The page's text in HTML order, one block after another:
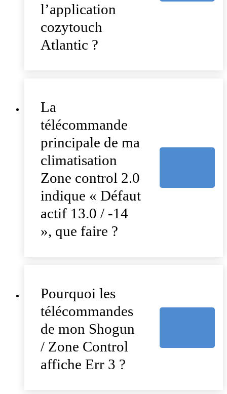
l’application
cozytouch
Atlantic ?
La
télécommande
principale de ma
climatisation
Zone control 2.0
indique « Défaut
actif 13.0 / -14
», que faire ?
Pourquoi les
télécommandes
de mon Shogun
/ Zone Control
affiche Err 3 ?